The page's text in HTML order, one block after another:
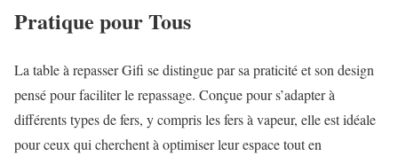
Pratique pour Tous
La table à repasser Gifi se distingue par sa praticité et son design
pensé pour faciliter le repassage. Conçue pour s’adapter à
différents types de fers, y compris les fers à vapeur, elle est idéale
pour ceux qui cherchent à optimiser leur espace tout en